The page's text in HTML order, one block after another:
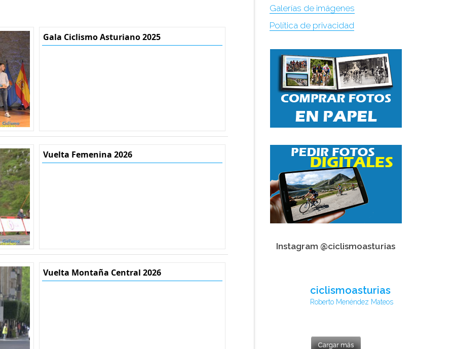
Gala Ciclismo Asturiano 2025
Vuelta Femenina 2026
Vuelta Montaña Central 2026
Galerías de imágenes
Política de privacidad
Instagram @ciclismoasturias
ciclismoasturias
Roberto Menéndez Mateos
Cargar más